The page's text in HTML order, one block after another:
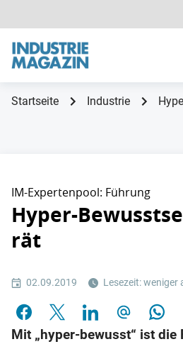
Startseite Industrie
IM-Expertenpool: Führung
Hyper-
rät
02.09.2019 Lesezeit: weniger
Mit „hyper-bewusst“ ist die